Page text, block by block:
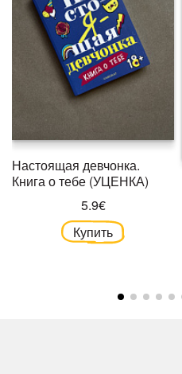
Настоящая девчонка.
Книга о тебе (УЦЕНКА)
5.9€
Купить